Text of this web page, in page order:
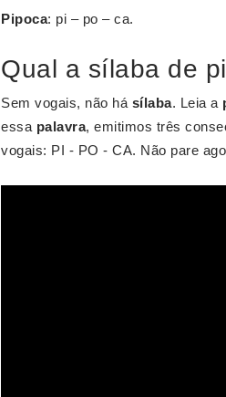
Pipoca: pi – po – ca.
Qual a sílaba de
Sem vogais, não há sílaba. Leia a
essa palavra, emitimos três
vogais: PI - PO - CA. Não pare